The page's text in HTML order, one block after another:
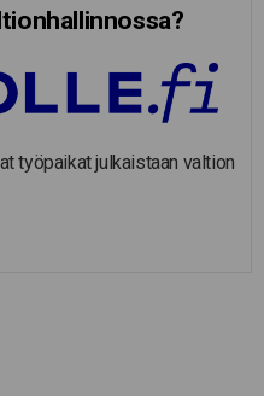
työpaikat julkaistaan valtion